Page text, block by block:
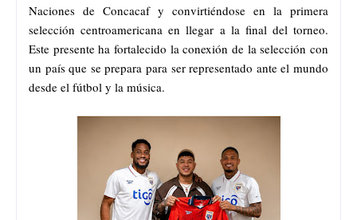
Naciones de Concacaf y convirtiéndose en la primera
selección centroamericana en llegar a la final del torneo.
Este presente ha fortalecido la conexión de la selección con
un país que se prepara para ser representado ante el mundo
desde el fútbol y la música.